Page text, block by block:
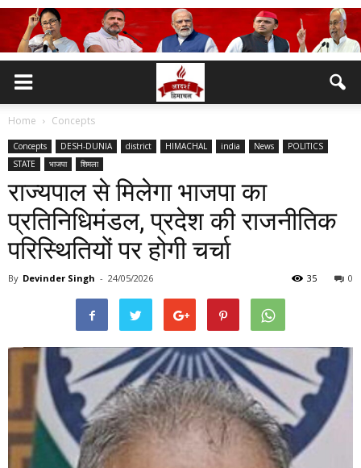
Home Concepts
Concepts DESH-DUNIA district HIMACHAL india News
POLITICS
STATE
भाजपा शिमला
राज्यपाल से मिलेगा भाजपा का
प्रतिनिधिमंडल, प्रदेश की राजनीतिक
परिस्थितियों पर होगी चर्चा
By Devinder Singh - 24/05/2026 0
35